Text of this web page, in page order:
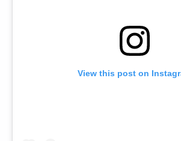
View this post on